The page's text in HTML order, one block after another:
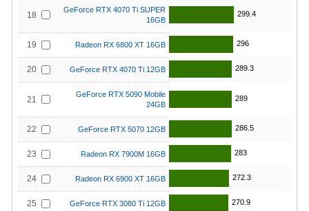
18
GeForce RTX 4070 Ti SUPER
16GB
299.4
19 Radeon RX 6800 XT 16GB 296
20 GeForce RTX 4070 Ti 12GB 289.3
21
GeForce RTX 5090 Mobile
24GB
289
22 GeForce RTX 5070 12GB 286.5
23 Radeon RX 7900M 16GB 283
24 Radeon RX 6900 XT 16GB 272.3
25 GeForce RTX 3080 Ti 12GB 270.9